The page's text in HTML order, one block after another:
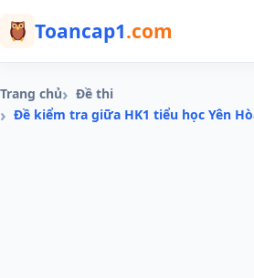
Toancap1.com
Trang chủ
Đề thi
Đề kiểm tra giữa HK1 tiểu học Yên